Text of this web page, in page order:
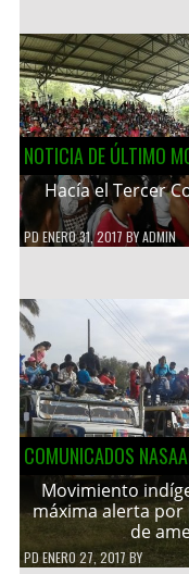
NOTICIA DE ÚLTIMO
Hacía el Tercer
PDENERO 31, 2017 BYADMIN
COMUNICADOS
Movimiento
máxima alerta por
de
PDENERO 27, 2017 BY